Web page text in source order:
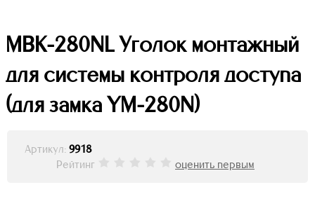
MBK-280NL Уголок монтажный
для системы контроля доступа
(для замка YM-280N)
Артикул: 9918
Рейтинг
оценить первым